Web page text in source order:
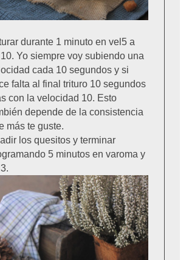
durante 1 minutoen vel5 a
Yo siempre voy subiendo una
cada 10 segundos y si
falta al final trituro 10 segundos
con la velocidad 10. Esto
depende de la consistencia
más te guste.
los quesitos y terminar
5 minutos en varoma y